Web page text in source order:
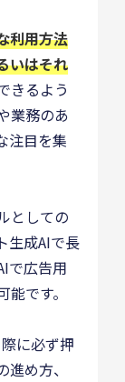
利用方法
いはそれ
きるよう
業務のあ
注目を集
としての
生成AIで長
で広告用
です。
に必ず押
め方、